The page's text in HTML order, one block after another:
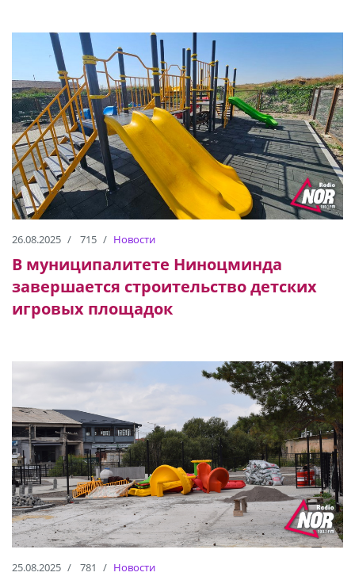
26.08.2025 715 Новости
В муниципалитете Ниноцминда
завершается строительство детских
игровых площадок
25.08.2025 781 Новости